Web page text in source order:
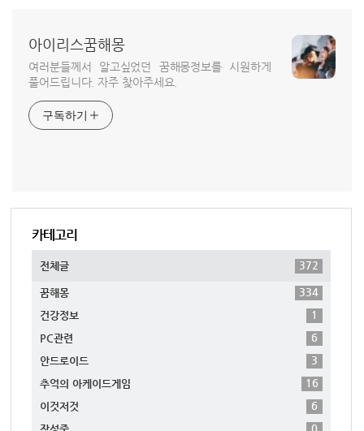
아이리스꿈해몽
여러분들께서 알고싶었던 꿈해몽정보를 시원하게
풀어드립니다. 자주 찾아주세요.
구독하기
카테고리
전체글 372
꿈해몽
334
건강정보
1
PC관련
6
안드로이드
3
추억의 아케이드게임
16
이것저것
6
0